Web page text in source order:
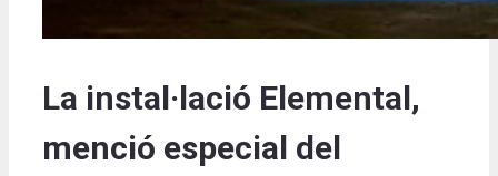
La instal·lació Elemental,
menció especial del